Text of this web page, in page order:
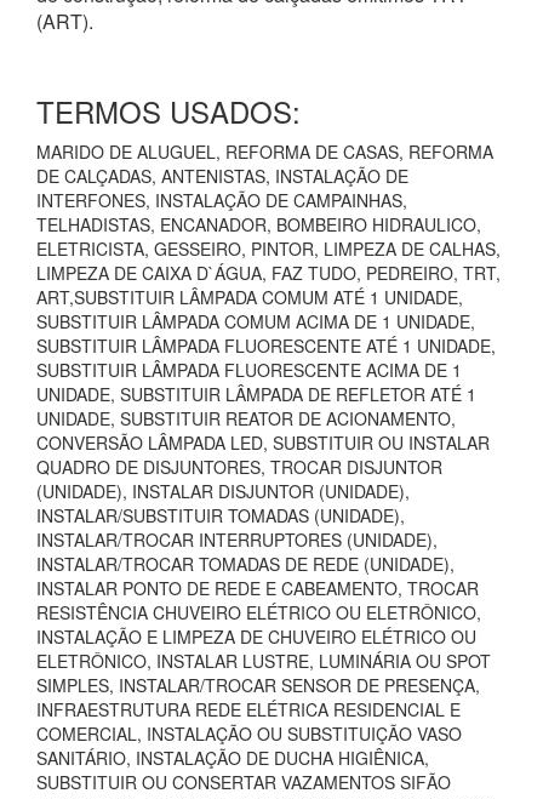
(ART).
TERMOS USADOS:
MARIDO DE ALUGUEL, REFORMA DE CASAS, REFORMA
DE CALÇADAS, ANTENISTAS, INSTALAÇÃO DE
INTERFONES, INSTALAÇÃO DE CAMPAINHAS,
TELHADISTAS, ENCANADOR, BOMBEIRO HIDRAULICO,
ELETRICISTA, GESSEIRO, PINTOR, LIMPEZA DE CALHAS,
LIMPEZA DE CAIXA D`ÁGUA, FAZ TUDO, PEDREIRO, TRT,
ART,SUBSTITUIR LÂMPADA COMUM ATÉ 1 UNIDADE,
SUBSTITUIR LÂMPADA COMUM ACIMA DE 1 UNIDADE,
SUBSTITUIR LÂMPADA FLUORESCENTE ATÉ 1 UNIDADE,
SUBSTITUIR LÂMPADA FLUORESCENTE ACIMA DE 1
UNIDADE, SUBSTITUIR LÂMPADA DE REFLETOR ATÉ 1
UNIDADE, SUBSTITUIR REATOR DE ACIONAMENTO,
CONVERSÃO LÂMPADA LED, SUBSTITUIR OU INSTALAR
QUADRO DE DISJUNTORES, TROCAR DISJUNTOR
(UNIDADE), INSTALAR DISJUNTOR (UNIDADE),
INSTALAR/SUBSTITUIR TOMADAS (UNIDADE),
INSTALAR/TROCAR INTERRUPTORES (UNIDADE),
INSTALAR/TROCAR TOMADAS DE REDE (UNIDADE),
INSTALAR PONTO DE REDE E CABEAMENTO, TROCAR
RESISTÊNCIA CHUVEIRO ELÉTRICO OU ELETRÔNICO,
INSTALAÇÃO E LIMPEZA DE CHUVEIRO ELÉTRICO OU
ELETRÔNICO, INSTALAR LUSTRE, LUMINÁRIA OU SPOT
SIMPLES, INSTALAR/TROCAR SENSOR DE PRESENÇA,
INFRAESTRUTURA REDE ELÉTRICA RESIDENCIAL E
COMERCIAL, INSTALAÇÃO OU SUBSTITUIÇÃO VASO
SANITÁRIO, INSTALAÇÃO DE DUCHA HIGIÊNICA,
SUBSTITUIR OU CONSERTAR VAZAMENTOS SIFÃO